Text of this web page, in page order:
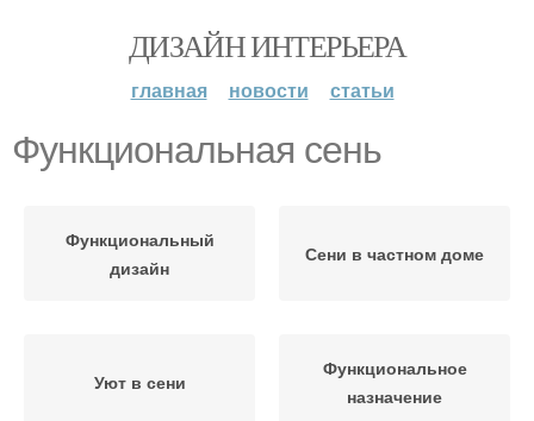
ДИЗАЙН ИНТЕРЬЕРА
главная новости статьи
Функциональная сень
Функциональный
дизайн
Сени в частном доме
Уют в сени
Функциональное
назначение